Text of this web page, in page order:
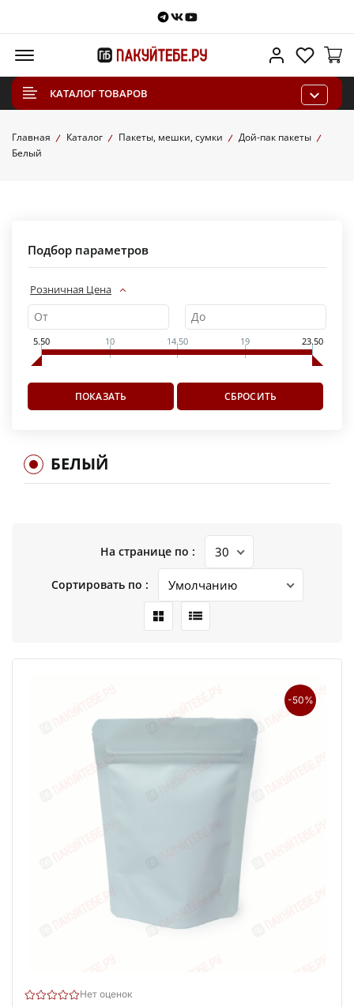
Telegram
VKontakte
Youtube
Личный
КАТАЛОГ ТОВАРОВ
Главная Каталог Пакеты, мешки, сумки
Дой-пак пакеты
Белый
Подбор параметров
Розничная Цена
5.50 10 14.50 19 23.50
БЕЛЫЙ
На странице по :
Сортировать по :
-50%
Нет оценок